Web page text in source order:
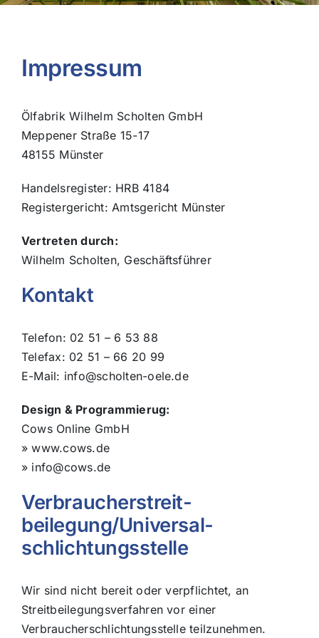
Impressum
Ölfabrik Wilhelm Scholten GmbH
Meppener Straße 15-17
48155 Münster
Handelsregister: HRB 4184
Registergericht: Amtsgericht Münster
Vertreten durch:
Wilhelm Scholten, Geschäftsführer
Kontakt
Telefon: 02 51 – 6 53 88
Telefax: 02 51 – 66 20 99
E-Mail: info@scholten-oele.de
Design & Programmierug:
Cows Online GmbH
» www.cows.de
» info@cows.de
Verbraucher­streit­
beilegung/Universal­
schlichtungs­stelle
Wir sind nicht bereit oder verpflichtet, an
Streitbeilegungsverfahren vor einer
Verbraucherschlichtungsstelle teilzunehmen.